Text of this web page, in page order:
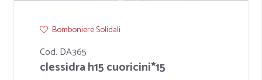
Bomboniere Solidali
Cod. DA365
clessidra h15 cuoricini*15